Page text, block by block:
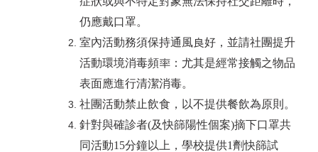
仍應戴口罩。
室內活動務須保持通風良好，並請社團提升
活動環境消毒頻率：尤其是經常接觸之物品
表面應進行清潔消毒。
社團活動禁止飲食，以不提供餐飲為原則。
針對與確診者(及快篩陽性個案)摘下口罩共
同活動15分鐘以上，學校提供1劑快篩試